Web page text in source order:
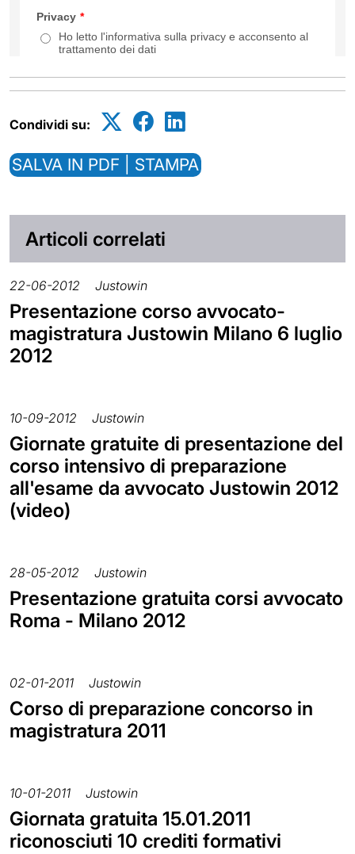
Condividi su:
SALVA IN PDF | STAMPA
Articoli correlati
22-06-2012 Justowin
Presentazione corso avvocato-
magistratura Justowin Milano 6 luglio
2012
10-09-2012 Justowin
Giornate gratuite di presentazione del
corso intensivo di preparazione
all'esame da avvocato Justowin 2012
(video)
28-05-2012 Justowin
Presentazione gratuita corsi avvocato
Roma - Milano 2012
02-01-2011 Justowin
Corso di preparazione concorso in
magistratura 2011
10-01-2011 Justowin
Giornata gratuita 15.01.2011
riconosciuti 10 crediti formativi